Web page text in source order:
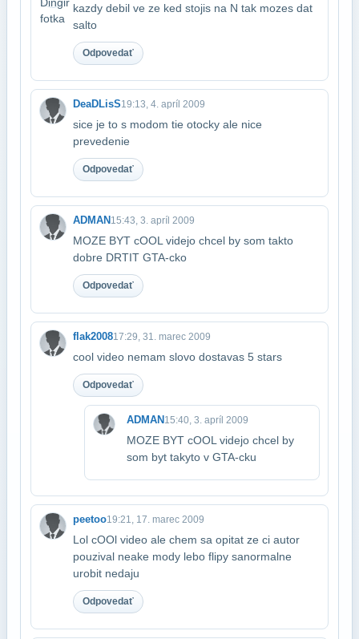
kazdy debil ve ze ked stojis na N tak mozes dat
salto
Odpovedať
DeaDLisS19:13, 4. apríl 2009
sice je to s modom tie otocky ale nice
prevedenie
Odpovedať
ADMAN15:43, 3. apríl 2009
MOZE BYT cOOL videjo chcel by som takto
dobre DRTIT GTA-cko
Odpovedať
flak200817:29, 31. marec 2009
cool video nemam slovo dostavas 5 stars
Odpovedať
ADMAN15:40, 3. apríl 2009
MOZE BYT cOOL videjo chcel by
som byt takyto v GTA-cku
peetoo19:21, 17. marec 2009
Lol cOOl video ale chem sa opitat ze ci autor
pouzival neake mody lebo flipy sa​normalne
urobit nedaju
Odpovedať